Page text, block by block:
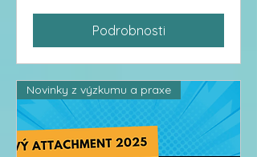
Podrobnosti
Novinky z výzkumu a praxe